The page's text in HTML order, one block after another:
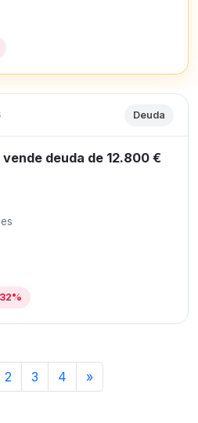
Deuda
deuda de 12.800 €
2 3 4 »